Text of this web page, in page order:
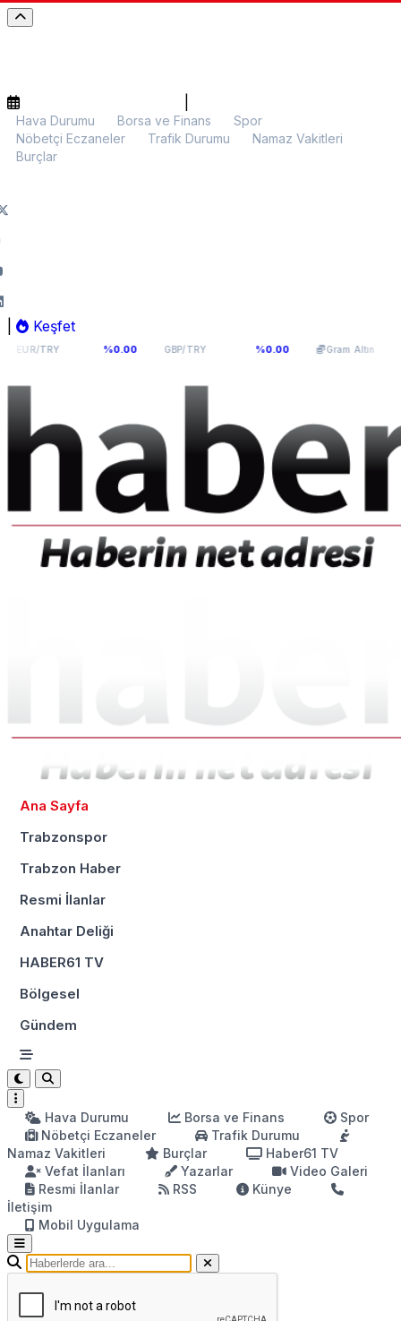
Hava Durumu Borsa ve Finans
Spor
Nöbetçi Eczaneler
Trafik Durumu
Namaz Vakitleri
Burçlar
Keşfet
%0.00 GBP/TRY 64,0893 %0.00 Gram Altın 6.006,61
Ana Sayfa
Trabzonspor
Trabzon Haber
Resmi İlanlar
Anahtar Deliği
HABER61 TV
Bölgesel
Gündem
Hava Durumu Borsa ve Finans
Spor
Nöbetçi Eczaneler
Trafik Durumu
Namaz Vakitleri
Burçlar
Haber61 TV
Vefat İlanları
Yazarlar
Video Galeri
Resmi İlanlar
RSS
Künye
İletişim
Mobil Uygulama